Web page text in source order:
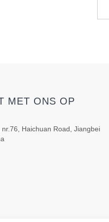
MET ONS OP
Haichuan Road, Jiangbei